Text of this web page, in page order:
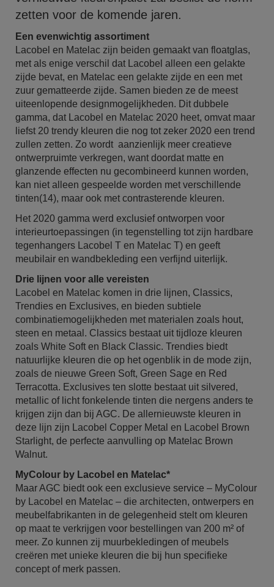
zetten voor de komende jaren.
Een evenwichtig assortiment
Lacobel en Matelac zijn beiden gemaakt van floatglas,
met als enige verschil dat Lacobel alleen een gelakte
zijde bevat, en Matelac een gelakte zijde en een met
zuur gematteerde zijde. Samen bieden ze de meest
uiteenlopende designmogelijkheden. Dit dubbele
gamma, dat Lacobel en Matelac 2020 heet, omvat maar
liefst 20 trendy kleuren die nog tot zeker 2020 een trend
zullen zetten. Zo wordt aanzienlijk meer creatieve
ontwerpruimte verkregen, want doordat matte en
glanzende effecten nu gecombineerd kunnen worden,
kan niet alleen gespeelde worden met verschillende
tinten(14), maar ook met contrasterende kleuren.
Het 2020 gamma werd exclusief ontworpen voor
interieurtoepassingen (in tegenstelling tot zijn hardbare
tegenhangers Lacobel T en Matelac T) en geeft
meubilair en wandbekleding een verfijnd uiterlijk.
Drie lijnen voor alle vereisten
Lacobel en Matelac komen in drie lijnen, Classics,
Trendies en Exclusives, en bieden subtiele
combinatiemogelijkheden met materialen zoals hout,
steen en metaal. Classics bestaat uit tijdloze kleuren
zoals White Soft en Black Classic. Trendies biedt
natuurlijke kleuren die op het ogenblik in de mode zijn,
zoals de nieuwe Green Soft, Green Sage en Red
Terracotta. Exclusives ten slotte bestaat uit silvered,
metallic of licht fonkelende tinten die nergens anders te
krijgen zijn dan bij AGC. De allernieuwste kleuren in
deze lijn zijn Lacobel Copper Metal en Lacobel Brown
Starlight, de perfecte aanvulling op Matelac Brown
Walnut.
MyColour by Lacobel en Matelac*
Maar AGC biedt ook een exclusieve service – MyColour
by Lacobel en Matelac – die architecten, ontwerpers en
meubelfabrikanten in de gelegenheid stelt om kleuren
op maat te verkrijgen voor bestellingen van 200 m² of
meer. Zo kunnen zij muurbekledingen of meubels
creëren met unieke kleuren die bij hun specifieke
concept of merk passen.